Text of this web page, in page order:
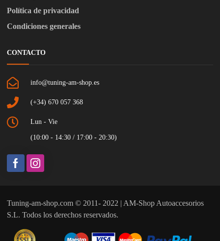
Política de privacidad
Condiciones generales
CONTACTO
info@tuning-am-shop.es
(+34) 670 057 368
Lun - Vie
(10:00 - 14:30 / 17:00 - 20:30)
Tuning-am-shop.com © 2011- 2022 | AM-Shop Autoaccesorios
S.L. Todos los derechos reservados.